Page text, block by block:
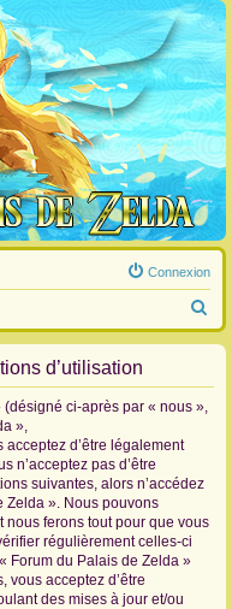
Connexion
e
d’utilisation
ci-après par « nous »,
»,
d’être légalement
n’acceptez pas d’être
suivantes, alors n’accédez
Zelda ». Nous pouvons
nous ferons tout pour que vous
régulièrement celles-ci
Forum du Palais de Zelda »
vous acceptez d’être
des mises à jour et/ou